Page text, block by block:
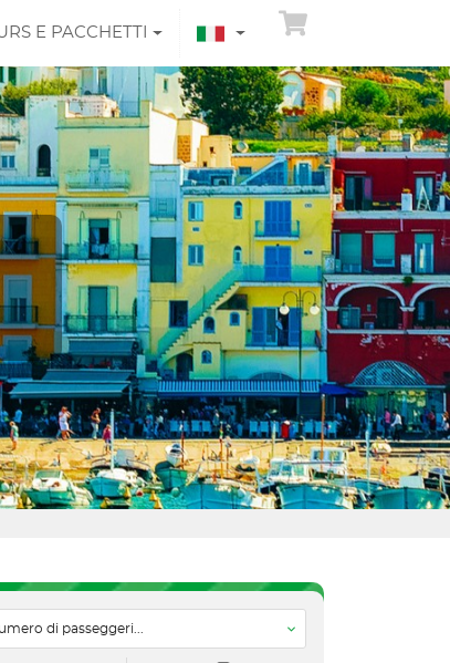
E PACCHETTI
di passeggeri...